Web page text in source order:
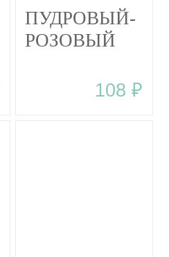
ПУДРОВЫЙ-
РОЗОВЫЙ
108 ₽